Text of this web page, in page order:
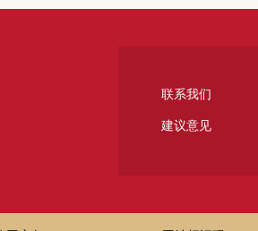
联系我们
建议意见